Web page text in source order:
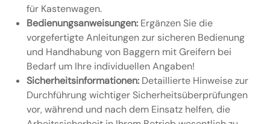
für Kastenwagen.
Bedienungsanweisungen: Ergänzen Sie die
vorgefertigteAnleitungen zur sicheren Bedienung
und Handhabung von Baggern mit Greifern bei
Bedarf um Ihre individuellen Angaben!
Sicherheitsinformationen: Detaillierte Hinweise zur
Durchführung wichtiger Sicherheitsüberprüfungen
vor, während und nach dem Einsatz helfen, die